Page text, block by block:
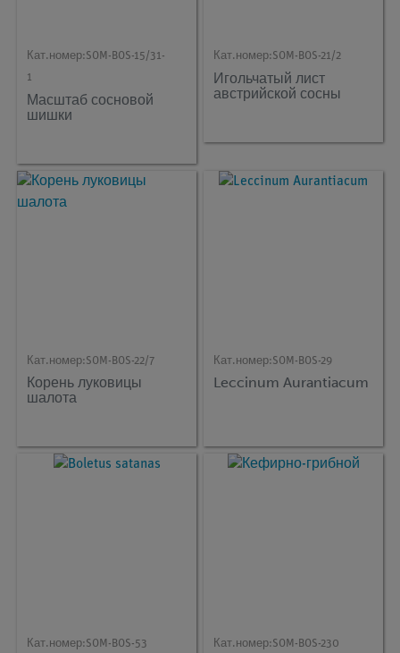
Кат.номер:SOM-BOS-15/31-
1
Масштаб сосновой
шишки
Кат.номер:SOM-BOS-21/2
Игольчатый лист
австрийской сосны
Кат.номер:SOM-BOS-22/7
Корень луковицы
шалота
Кат.номер:SOM-BOS-29
Leccinum Aurantiacum
Кат.номер:SOM-BOS-53 Кат.номер:SOM-BOS-230